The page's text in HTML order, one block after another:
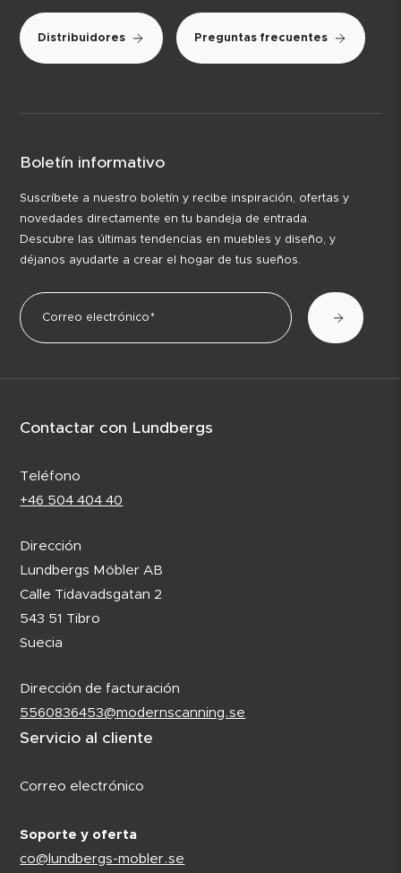
Distribuidores Preguntas frecuentes
Boletín informativo
Suscríbete a nuestro boletín y recibe inspiración, ofertas y
novedades directamente en tu bandeja de entrada.
Descubre las últimas tendencias en muebles y diseño, y
déjanos ayudarte a crear el hogar de tus sueños.
Contactar con Lundbergs
Teléfono
+46 504 404 40
Dirección
Lundbergs Möbler AB
Calle Tidavadsgatan 2
543 51 Tibro
Suecia
Dirección de facturación
5560836453@modernscanning.se
Servicio al cliente
Correo electrónico
Soporte y oferta
co@lundbergs-mobler.se